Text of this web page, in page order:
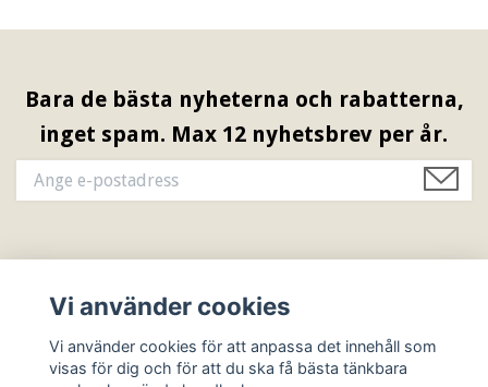
Bara de bästa nyheterna och rabatterna,
inget spam. Max 12 nyhetsbrev per år.
Sociala medier
Vi använder cookies
Vi använder cookies för att anpassa det innehåll som
visas för dig och för att du ska få bästa tänkbara